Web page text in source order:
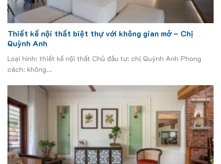
Thiết kế nội thất biệt thự với không gian mở – Chị
Quỳnh Anh
Loại hình: thiết kế nội thất Chủ đầu tư: chị Quỳnh Anh Phong
cách: không...